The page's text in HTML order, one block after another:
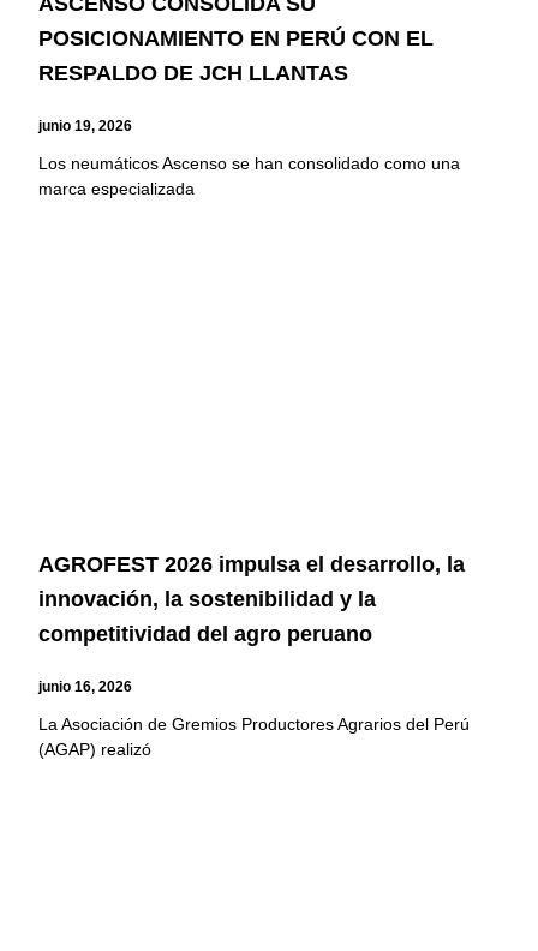
POSICIONAMIENTO EN PERÚ CON EL
RESPALDO DE JCH LLANTAS
junio 19, 2026
Los neumáticos Ascenso se han consolidado como una
marca especializada
AGROFEST 2026 impulsa el desarrollo, la
innovación, la sostenibilidad y la
competitividad del agro peruano
junio 16, 2026
La Asociación de Gremios Productores Agrarios del Perú
(AGAP) realizó